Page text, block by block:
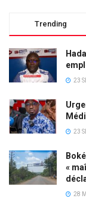
Trending
23
23
«
28